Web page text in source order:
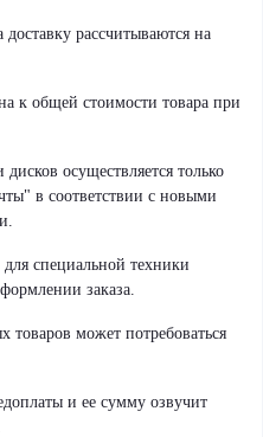
рассчитываются на
к общей стоимости товара при
осуществляется только
в соответствии с новыми
специальной техники
заказа.
товаров может потребоваться
и ее сумму озвучит